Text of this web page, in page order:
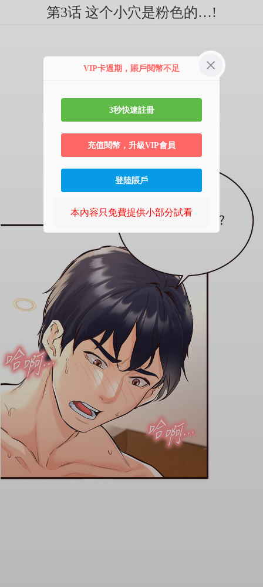
第3话 这个小穴是粉色的…!
VIP卡過期，賬戶閱幣不足
3秒快速註冊
充值閱幣，升級VIP會員
登陸賬戶
本內容只免費提供小部分試看